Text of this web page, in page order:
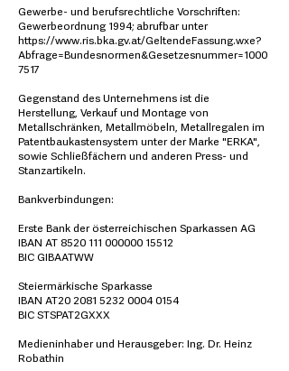
Gewerbe- und berufsrechtliche Vorschriften:
Gewerbeordnung 1994; abrufbar unter
https://www.ris.bka.gv.at/GeltendeFassung.wxe?
Abfrage=Bundesnormen&Gesetzesnummer=1000
7517
Gegenstand des Unternehmens ist die
Herstellung, Verkauf und Montage von
Metallschränken, Metallmöbeln, Metallregalen im
Patentbaukastensystem unter der Marke "ERKA",
sowie Schließfächern und anderen Press- und
Stanzartikeln.
Bankverbindungen:
Erste Bank der österreichischen Sparkassen AG
IBAN AT 8520 111 000000 15512
BIC GIBAATWW
Steiermärkische Sparkasse
IBAN AT20 2081 5232 0004 0154
BIC STSPAT2GXXX
Medieninhaber und Herausgeber: Ing. Dr. Heinz
Robathin